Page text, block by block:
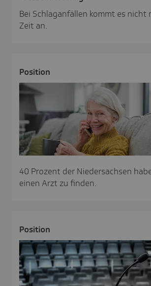
Bei Schlaganfällen kommt es nicht
Zeit an.
Posi­tion
40 Prozent der Niedersachsen
einen Arzt zu finden.
Posi­tion